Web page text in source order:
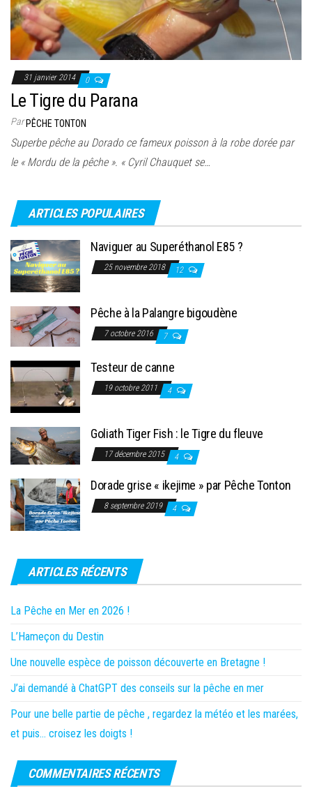
31 janvier 2014 0
Le Tigre du Parana
ParPÊCHE TONTON
Superbe pêche au Dorado ce fameux poisson à la robe dorée par
le « Mordu de la pêche ». « Cyril Chauquet se…
ARTICLES POPULAIRES
Naviguer au Superéthanol E85 ?
25 novembre 2018 12
Pêche à la Palangre bigoudène
7 octobre 2016 7
Testeur de canne
19 octobre 2011 4
Goliath Tiger Fish : le Tigre du fleuve
17 décembre 2015 4
Dorade grise « ikejime » par Pêche Tonton
8 septembre 2019 4
ARTICLES RÉCENTS
La Pêche en Mer en 2026 !
L’Hameçon du Destin
Une nouvelle espèce de poisson découverte en Bretagne !
J’ai demandé à ChatGPT des conseils sur la pêche en mer
Pour une belle partie de pêche , regardez la météo et les marées,
et puis… croisez les doigts !
COMMENTAIRES RÉCENTS